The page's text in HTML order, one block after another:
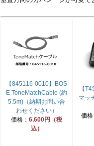
【845116-0010】BOS
E ToneMatchCable (約
5.5m)（納期お問い合
わせください）
価格： 6,600円（税
込）
【
マッ
価